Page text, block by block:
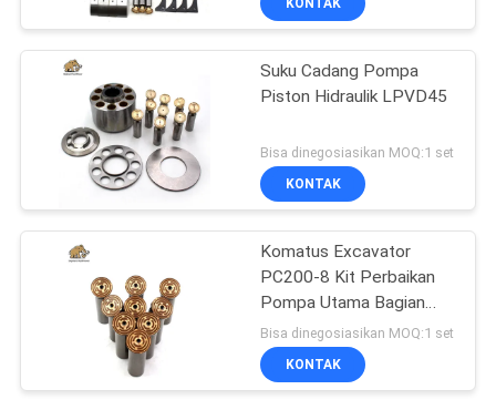
KONTAK
Suku Cadang Pompa
Piston Hidraulik LPVD45
Bisa dinegosiasikan MOQ:1 set
KONTAK
Komatus Excavator
PC200-8 Kit Perbaikan
Pompa Utama Bagian
Pompa Hidraulik Pompa
Piston Layanan
Perbaikan Pemeliharaan
Bisa dinegosiasikan MOQ:1 set
KONTAK